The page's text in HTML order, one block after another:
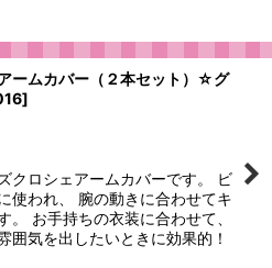
ームカバー（２本セット）☆グ
]
クロシェアームカバーです。 ビ
使われ、 腕の動きに合わせてキ
。 お手持ちの衣装に合わせて、
囲気を出したいときに効果的！